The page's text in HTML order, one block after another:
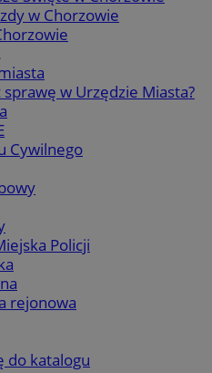
w Chorzowie
sprawę w Urzędzie Miasta?
Cywilnego
Policji
rejonowa
do katalogu